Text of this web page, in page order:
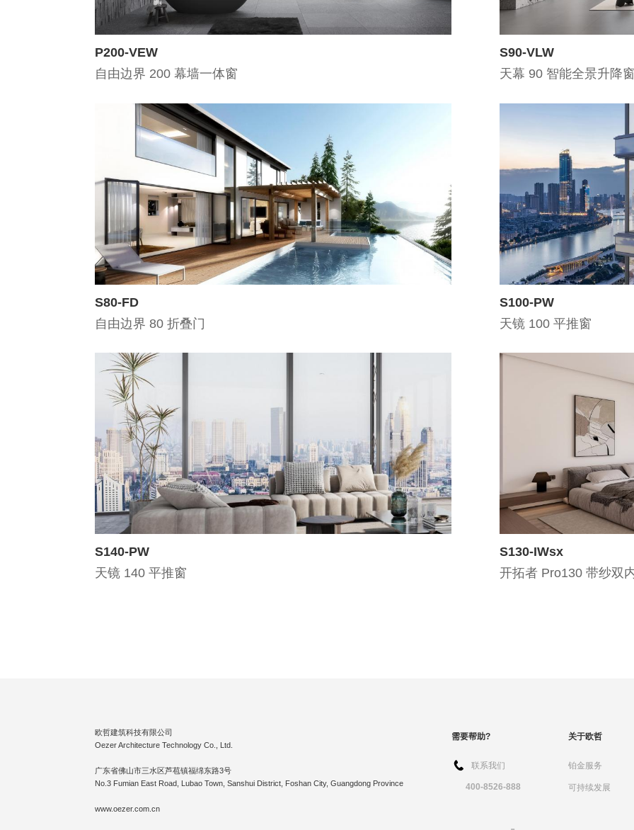
P200-VEW
自由边界 200 幕墙一体窗
S90-VLW
天幕 90 智能全景升降
S80-FD
自由边界 80 折叠门
S100-PW
天镜 100 平推窗
S140-PW
天镜 140 平推窗
S130-IWsx
开拓者 Pro130 带纱双
欧哲建筑科技有限公司
Oezer Architecture Technology Co., Ltd.
广东省佛山市三水区芦苞镇福绵东路3号
No.3 Fumian East Road, Lubao Town, Sanshui District, Foshan City, Guangdong Province
www.oezer.com.cn
需要帮助?
联系我们
400-8526-888
关于欧哲
铂金服务
可持续发展